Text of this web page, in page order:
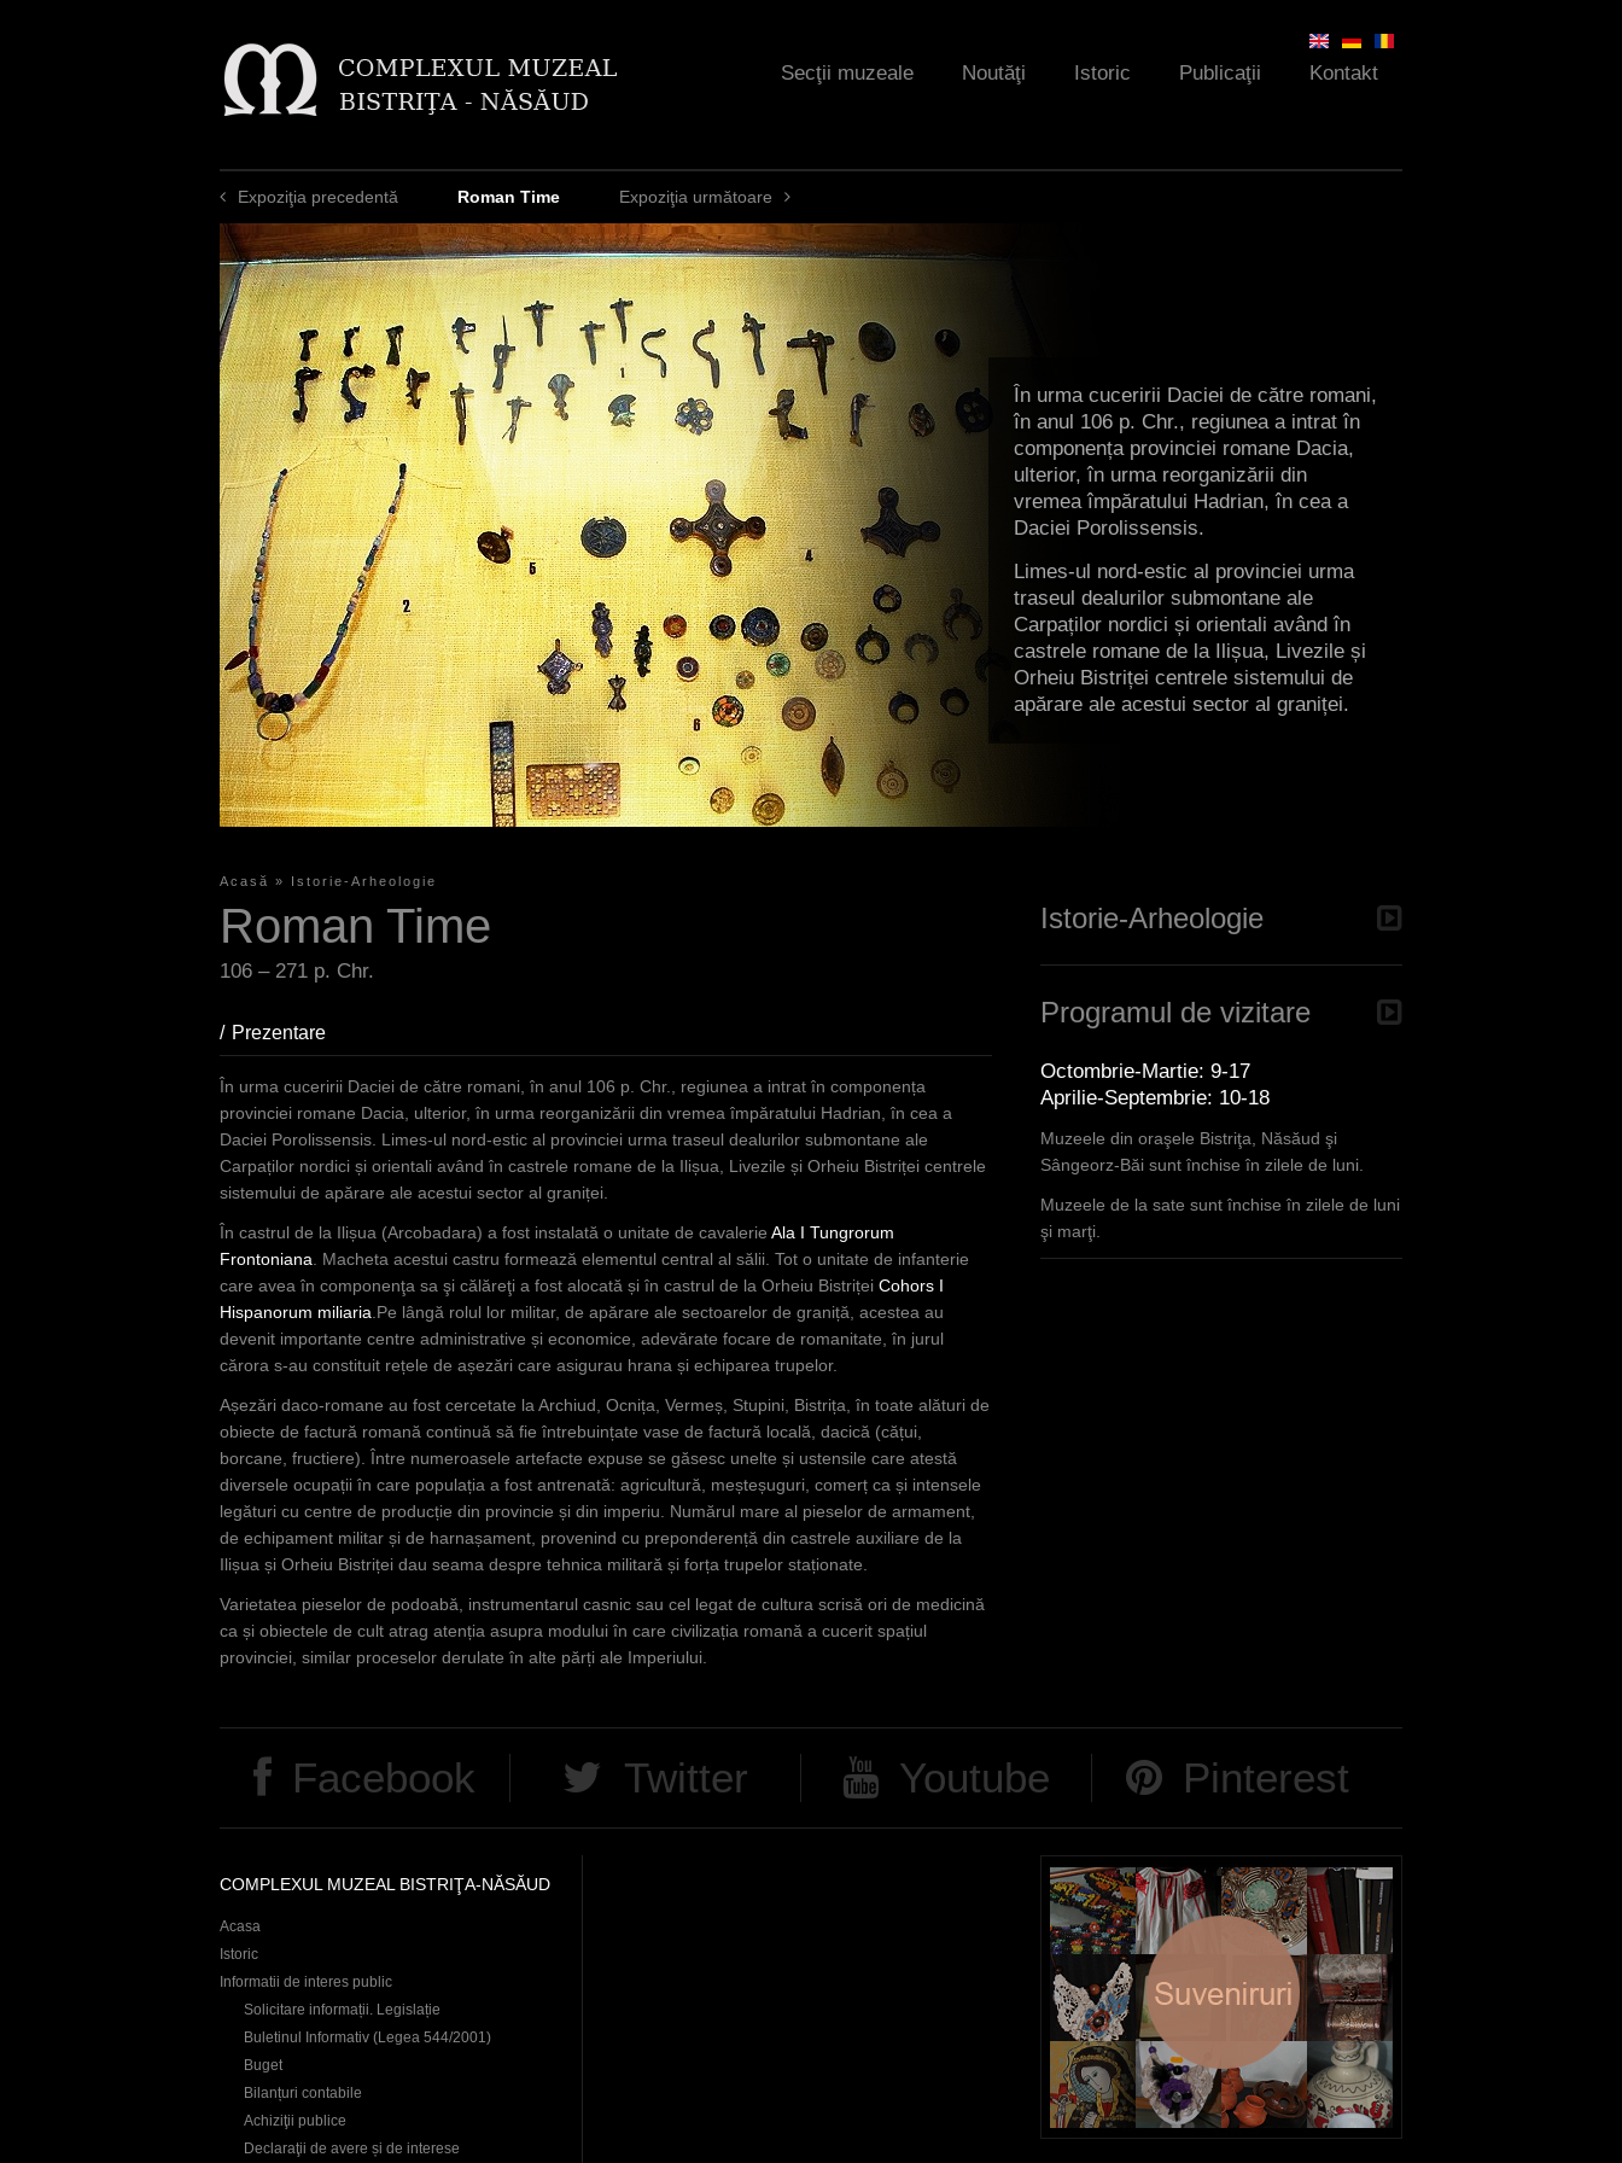
Secţii muzeale Noutăţi Istoric Publicaţii Kontakt
Expoziţia precedentă Roman Time Expoziţia următoare
În urma cuceririi Daciei de către romani,
în anul 106 p. Chr., regiunea a intrat în
componența provinciei romane Dacia,
ulterior, în urma reorganizării din
vremea împăratului Hadrian, în cea a
Daciei Porolissensis.
Limes-ul nord-estic al provinciei urma
traseul dealurilor submontane ale
Carpaților nordici și orientali având în
castrele romane de la Ilișua, Livezile și
Orheiu Bistriței centrele sistemului de
apărare ale acestui sector al graniței.
S
e
i
n
d
h
i
e
r
Acasă » Istorie-Arheologie
Roman Time
106 – 271 p. Chr.
Prezentare
În urma cuceririi Daciei de către romani, în anul 106 p. Chr., regiunea a intrat în componența
provinciei romane Dacia, ulterior, în urma reorganizării din vremea împăratului Hadrian, în cea a
Daciei Porolissensis. Limes-ul nord-estic al provinciei urma traseul dealurilor submontane ale
Carpaților nordici și orientali având în castrele romane de la Ilișua, Livezile și Orheiu Bistriței centrele
sistemului de apărare ale acestui sector al graniței.
În castrul de la Ilișua (Arcobadara) a fost instalată o unitate de cavalerie Ala I Tungrorum
Frontoniana . Macheta acestui castru formează elementul central al sălii. Tot o unitate de infanterie
care avea în componenţa sa şi călăreţi a fost alocată și în castrul de la Orheiu Bistriței Cohors I
Hispanorum miliaria .Pe lângă rolul lor militar, de apărare ale sectoarelor de graniță, acestea au
devenit importante centre administrative și economice, adevărate focare de romanitate, în jurul
cărora s-au constituit rețele de așezări care asigurau hrana și echiparea trupelor.
Așezări daco-romane au fost cercetate la Archiud, Ocnița, Vermeș, Stupini, Bistrița, în toate alături de
obiecte de factură romană continuă să fie întrebuințate vase de factură locală, dacică (cățui,
borcane, fructiere). Între numeroasele artefacte expuse se găsesc unelte și ustensile care atestă
diversele ocupații în care populația a fost antrenată: agricultură, meșteșuguri, comerț ca și intensele
legături cu centre de producție din provincie și din imperiu. Numărul mare al pieselor de armament,
de echipament militar și de harnașament, provenind cu preponderență din castrele auxiliare de la
Ilișua și Orheiu Bistriței dau seama despre tehnica militară și forța trupelor staționate.
Varietatea pieselor de podoabă, instrumentarul casnic sau cel legat de cultura scrisă ori de medicină
ca și obiectele de cult atrag atenția asupra modului în care civilizația romană a cucerit spațiul
provinciei, similar proceselor derulate în alte părți ale Imperiului.
Istorie-Arheologie
Programul de vizitare
Octombrie-Martie: 9-17
Aprilie-Septembrie: 10-18
Muzeele din oraşele Bistriţa, Năsăud şi
Sângeorz-Băi sunt închise în zilele de luni.
Muzeele de la sate sunt închise în zilele de luni
şi marţi.
Facebook Twitter Youtube Pinterest
COMPLEXUL MUZEAL BISTRIŢA-NĂSĂUD
Acasa
Istoric
Informatii de interes public
Solicitare informații. Legislație
Buletinul Informativ (Legea 544/2001)
Buget
Bilanțuri contabile
Achiziţii publice
Declaraţii de avere și de interese